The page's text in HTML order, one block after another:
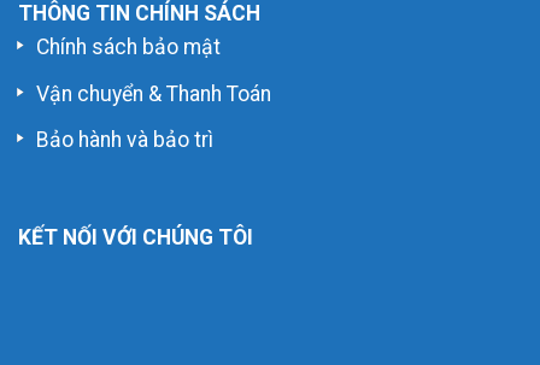
THÔNG TIN CHÍNH SÁCH
Chính sách bảo mật
Vận chuyển & Thanh Toán
Bảo hành và bảo trì
KẾT NỐI VỚI CHÚNG TÔI